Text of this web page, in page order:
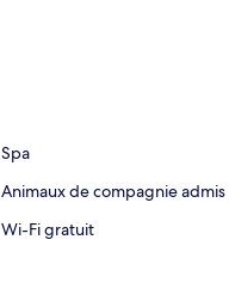
Spa
Animaux de compagnie admis
Wi-Fi gratuit